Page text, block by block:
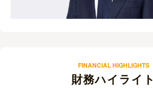
FINANCIAL HIGHLIGHTS
財務ハイライト